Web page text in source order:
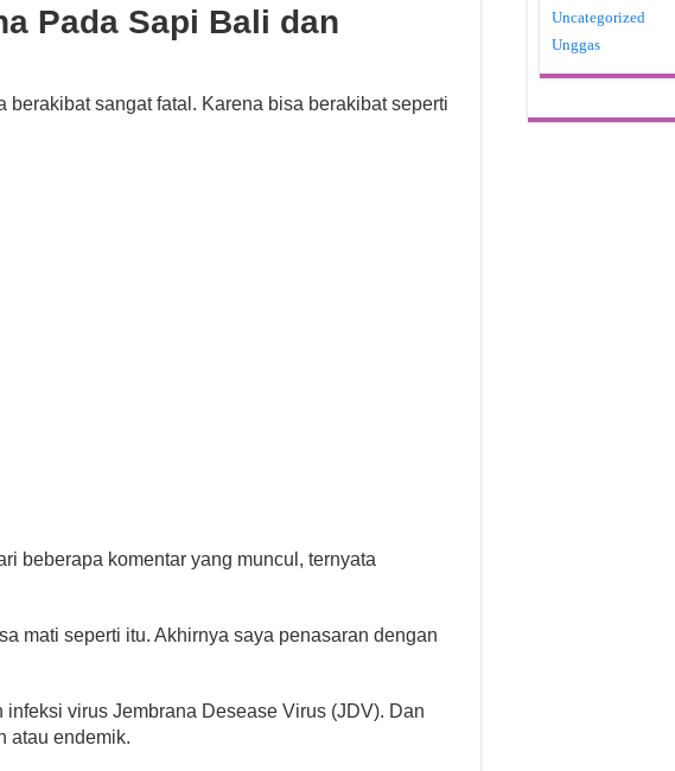
Pada Sapi Bali dan
berakibat sangat fatal. Karena bisa berakibat seperti
beberapa komentar yang muncul, ternyata
mati seperti itu. Akhirnya saya penasaran dengan
virus Jembrana Desease Virus (JDV). Dan
atau endemik.
Uncategorized
Unggas